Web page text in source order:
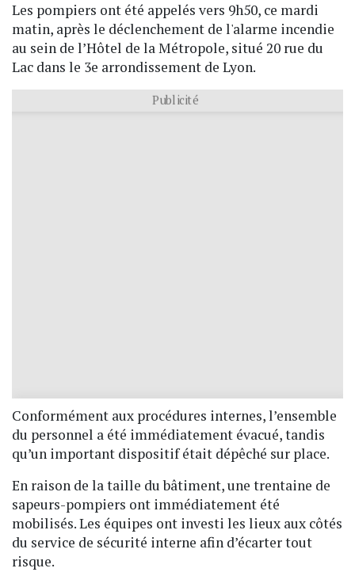
Les pompiers ont été appelés vers 9h50, ce mardi
matin, après le déclenchement de l'alarme incendie
au sein de l’Hôtel de la Métropole, situé 20 rue du
Lac dans le 3e arrondissement de Lyon.
Publicité
Conformément aux procédures internes,l’ensemble
du personnel a été immédiatement évacué, tandis
qu’un important dispositif était dépêché sur place.
En raison de la taille du bâtiment,une trentaine de
sapeurs-pompiers ont immédiatement été
mobilisés. Les équipes ont investi les lieux aux côtés
du service de sécurité interne afin d’écarter tout
risque.